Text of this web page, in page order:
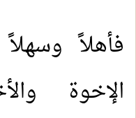
فأهلاً
الإخوة